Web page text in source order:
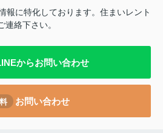
報に特化しております。住まいレント
絡下さい。
からお問い合わせ
お問い合わせ